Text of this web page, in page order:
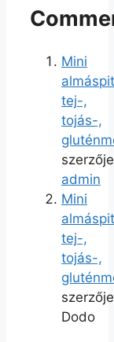
Mini
tej-,
tojás-,
szerzője
admin
Mini
tej-,
tojás-,
szerzője
Dodo